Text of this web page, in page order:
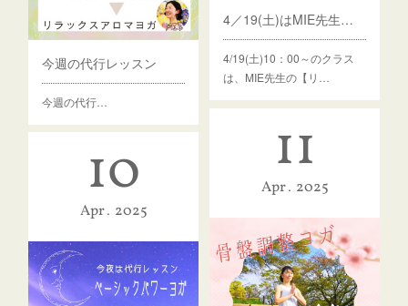
4／19(土)はMIE先生の【リラックスアロマヨガ】♪
4/19(土)10：00～のクラス
は、MIE先生の【リ…
今週の代行レッスン
今週の代行…
11
Apr 2025
10
Apr 2025